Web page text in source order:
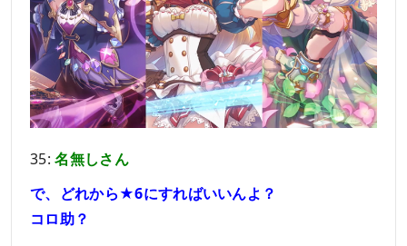
35:名無しさん
で、どれから★6にすればいいんよ？
コロ助？